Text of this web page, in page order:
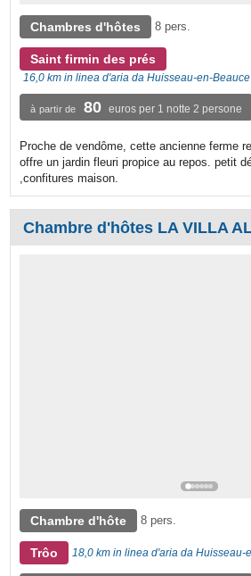
Chambres d'hôtes 8 pers.
Saint firmin des prés
16,0 km in linea d'aria da Huisseau-en-Beauce
à partir de 80 euros per 1 notte 2 persone
Proche de vendôme, cette ancienne ferme
offre un jardin fleuri propice au repos. petit
,confitures maison.
Chambre d'hôtes LA VILLA
Chambre d'hôte 8 pers.
Trôo 18,0 km in linea d'aria da Huisseau-